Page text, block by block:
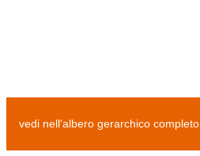
vedi nell'albero gerarchico completo